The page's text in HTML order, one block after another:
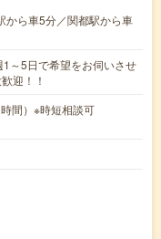
から車5分／関都駅から車
～5日で希望をお伺いさせ
迎！！
間）※時短相談可